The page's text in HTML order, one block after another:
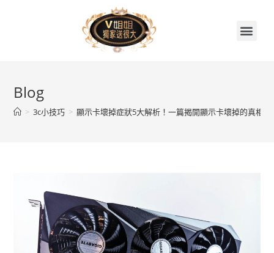
Blog
> 3c小技巧 > 顯示卡壞掉症狀5大解析！一篇揭開顯示卡壞掉的真相！